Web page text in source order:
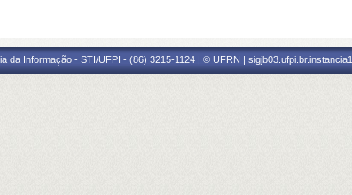
da Informação - STI/UFPI - (86) 3215-1124 | © UFRN | sigjb03.ufpi.br.instancia1